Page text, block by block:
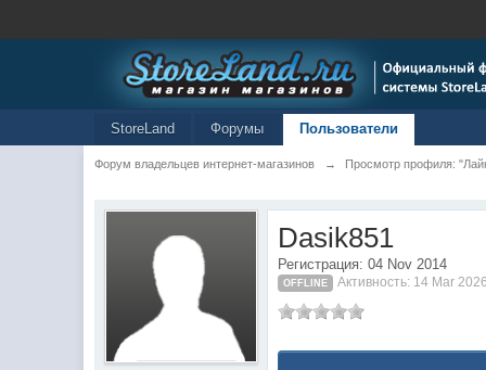
StoreLand Форумы Пользователи
Форум владельцев интернет-магазинов → Просмотр профиля:
Dasik851
Регистрация: 04 Nov 2014
OFFLINE Активность: 14 Mar